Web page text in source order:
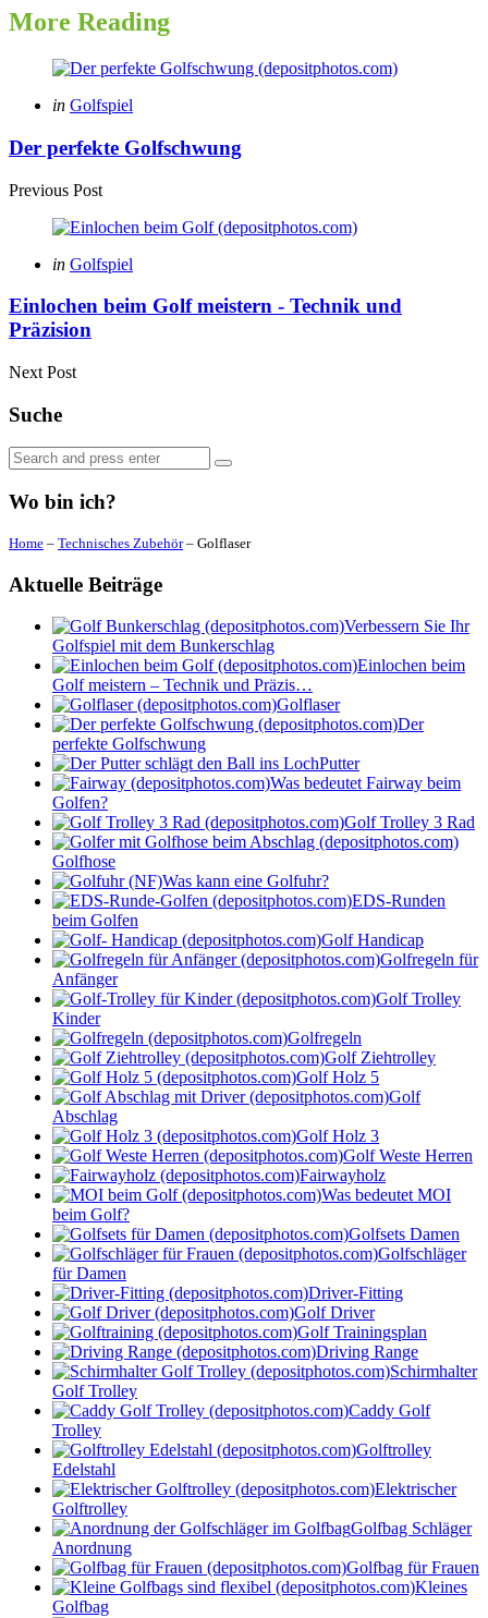
More Reading
Post
navigation
Posted
in Golfspiel
Der perfekte Golfschwung
Previous Post
Posted
in Golfspiel
Einlochen beim Golf meistern - Technik und
Präzision
Next Post
Suche
Search
for:
Search
Wo bin ich?
Home – Technisches Zubehör– Golflaser
Aktuelle Beiträge
Verbessern Sie Ihr
Golfspiel mit dem Bunkerschlag
Einlochen beim
Golf meistern – Technik und Präzis…
Golflaser
Der
perfekte Golfschwung
Putter
Was bedeutet Fairway beim
Golfen?
Golf Trolley 3 Rad
Golfhose
Was kann eine Golfuhr?
EDS-Runden
beim Golfen
Golf Handicap
Golfregeln für
Anfänger
Golf Trolley
Kinder
Golfregeln
Golf Ziehtrolley
Golf Holz 5
Golf
Abschlag
Golf Holz 3
Golf Weste Herren
Fairwayholz
Was bedeutet MOI
beim Golf?
Golfsets Damen
Golfschläger
für Damen
Driver-Fitting
Golf Driver
Golf Trainingsplan
Driving Range
Schirmhalter
Golf Trolley
Caddy Golf
Trolley
Golftrolley
Edelstahl
Elektrischer
Golftrolley
Golfbag Schläger
Anordnung
Golfbag für Frauen
Kleines
Golfbag